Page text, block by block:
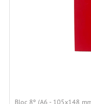
Bloc 8º (A6 - 105x148